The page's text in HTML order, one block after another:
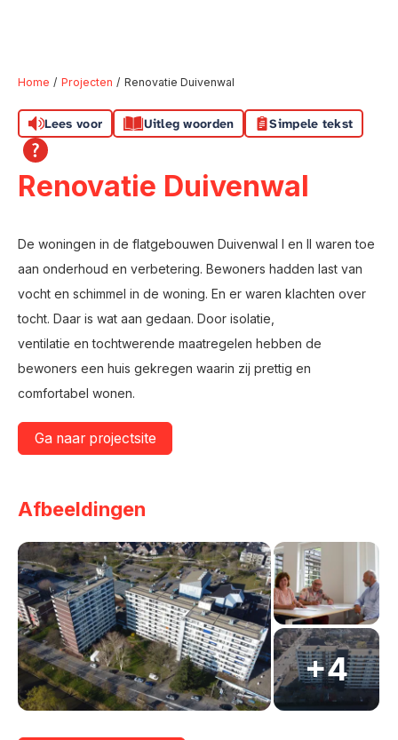
Naar hoofdinhoud
Naar hoofdnavigatiemenu
Naar zoeken
Home Projecten Renovatie Duivenwal
Lees voor Uitleg woorden Simpele tekst
Renovatie Duivenwal
De woningen in de flatgebouwen Duivenwal I en II waren toe
aan onderhoud en verbetering. Bewoners hadden last van
vocht en schimmel in de woning. En er waren klachten over
tocht. Daar is wat aan gedaan. Door isolatie,
ventilatie en tochtwerende maatregelen hebben de
bewoners een huis gekregen waarin zij prettig en
comfortabel wonen.
Ga naar projectsite
Afbeeldingen